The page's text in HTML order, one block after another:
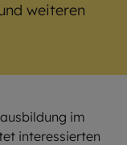
weiteren
im
interessierten